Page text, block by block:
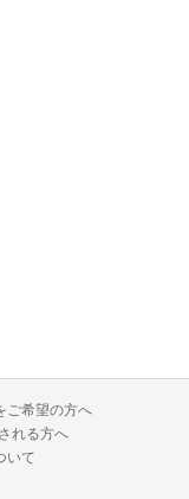
ご希望の方へ
れる方へ
いて